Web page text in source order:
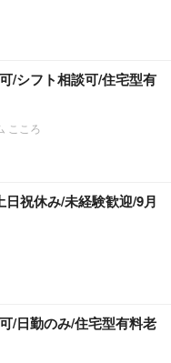
/シフト相談可/住宅型有
こころ
祝休み/未経験歓迎/9月
/日勤のみ/住宅型有料老